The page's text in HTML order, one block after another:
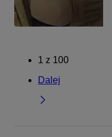
1 z 100
Dalej